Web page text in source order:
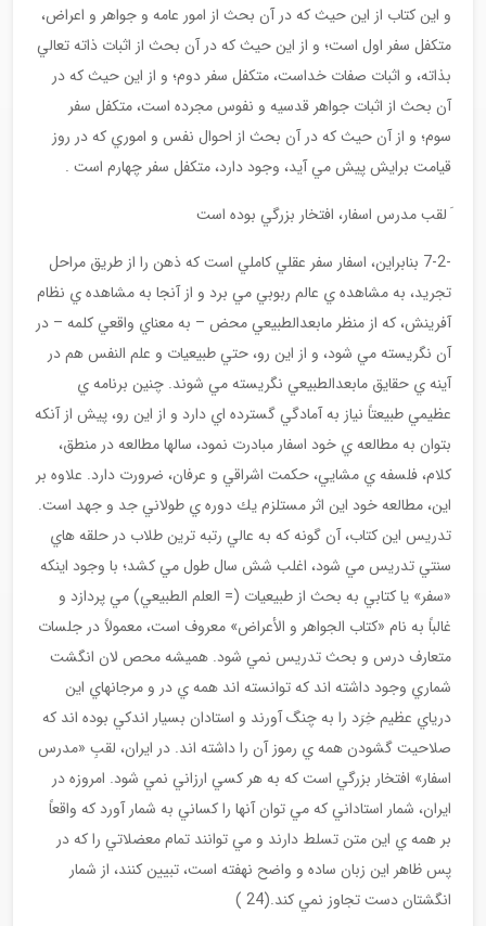
و اين كتاب از اين حيث كه در آن بحث از امور عامه و جواهر و اعراض،
متكفل سفر اول است؛ و از اين حيث كه در آن بحث از اثبات ذاته تعالي
بذاته، و اثبات صفات خداست، متكفل سفر دوم؛ و از اين حيث كه در
آن بحث از اثبات جواهر قدسيه و نفوس مجرده است، متكفل سفر
سوم؛ و از آن حيث كه در آن بحث از احوال نفس و اموري كه در روز
قيامت برايش پيش مي آيد، وجود دارد، متكفل سفر چهارم است .
َ لقب مدرس اسفار، افتخار بزرگي بوده است
-7-2 بنابراين، اسفار سفر عقلي كاملي است كه ذهن را از طريق مراحل
تجريد، به مشاهده ي عالم ربوبي مي برد و از آنجا به مشاهده ي نظام
آفرينش، كه از منظر مابعدالطبيعي محض – به معناي واقعي كلمه – در
آن نگريسته مي شود، و از اين رو، حتي طبيعيات و علم النفس هم در
آينه ي حقايق مابعدالطبيعي نگريسته مي شوند. چنين برنامه ي
عظيمي طبيعتاً نياز به آمادگي گسترده اي دارد و از اين رو، پيش از آنكه
بتوان به مطالعه ي خود اسفار مبادرت نمود، سالها مطالعه در منطق،
كلام، فلسفه ي مشايي، حكمت اشراقي و عرفان، ضرورت دارد. علاوه بر
اين، مطالعه خود اين اثر مستلزم يك دوره ي طولاني جد و جهد است.
تدريس اين كتاب، آن گونه كه به عالي رتبه ترين طلاب در حلقه هاي
سنتي تدريس مي شود، اغلب شش سال طول مي كشد؛ با وجود اينكه
«سفر» يا كتابي به بحث از طبيعيات (= العلم الطبيعي) مي پردازد و
غالباً به نام «كتاب الجواهر و الأعراض» معروف است، معمولاً در جلسات
متعارف درس و بحث تدريس نمي شود. هميشه محص لان انگشت
شماري وجود داشته اند كه توانسته اند همه ي در و مرجانهاي اين
درياي عظيم خِرَد را به چنگ آورند و استادان بسيار اندكي بوده اند كه
صلاحيت گشودن همه ي رموز آن را داشته اند. در ايران، لقبِ «مدرس
اسفار» افتخار بزرگي است كه به هر كسي ارزاني نمي شود. امروزه در
ايران، شمار استاداني كه مي توان آنها را كساني به شمار آورد كه واقعاً
بر همه ي اين متن تسلط دارند و مي توانند تمام معضلاتي را كه در
پس ظاهر اين زبان ساده و واضح نهفته است، تبيين كنند، از شمار
انگشتان دست تجاوز نمي كند.(24 )